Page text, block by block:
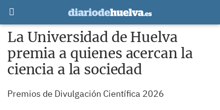
La Universidad de Huelva
premia a quienes acercan la
ciencia a la sociedad
Premios de Divulgación Científica 2026